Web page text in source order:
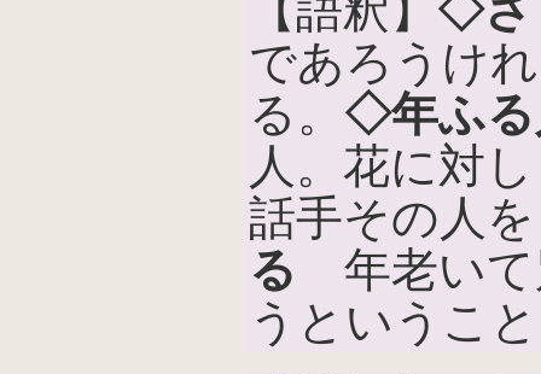
であろうけ
る。 ◇年ふる
人。花に対
話手その人
る 年老いて
うというこ